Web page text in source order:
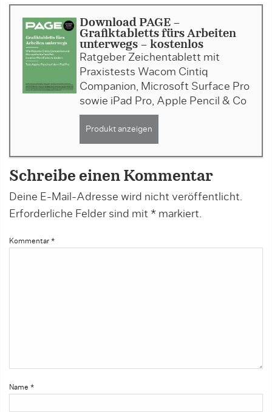
Download PAGE -
Grafiktabletts fürs Arbeiten
unterwegs - kostenlos
Ratgeber Zeichentablett mit
Praxistests Wacom Cintiq
Companion, Microsoft Surface Pro
sowie iPad Pro, Apple Pencil & Co
Produkt anzeigen
Schreibe einen Kommentar
Deine E-Mail-Adresse wird nicht veröffentlicht.
Erforderliche Felder sind mit * markiert.
Kommentar *
Name *